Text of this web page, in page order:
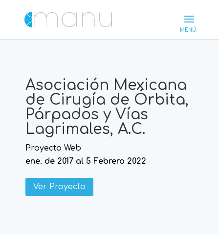
Asociación Mexicana
de Cirugía de Órbita,
Párpados y Vías
Lagrimales, A.C.
Proyecto Web
ene. de 2017 al 5 Febrero 2022
Ver Proyecto